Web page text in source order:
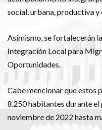
social, urbana, productiva y
Asimismo, se fortalecerán
Integración Local para
Oportunidades.
Cabe mencionar que estos
8.250 habitantes durante
noviembre de 2022 hasta